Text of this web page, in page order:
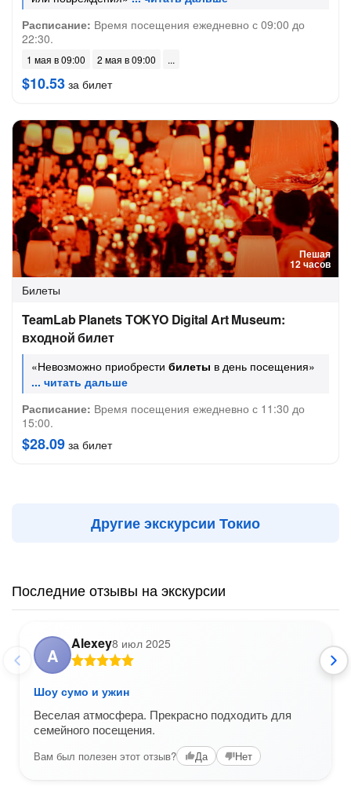
Расписание: Время посещения ежедневно с 09:00 до
22:30.
1 мая в 09:00 2 мая в 09:00
$10.53 за билет
Пешая
12 часов
Билеты
TeamLab Planets TOKYO Digital Art Museum:
входной билет
«Невозможно приобрести билеты в день посещения»
Расписание: Время посещения ежедневно с 11:30 до
15:00.
$28.09 за билет
Другие экскурсии Токио
Последние отзывы на экскурсии
A
Alexey8 июл 2025
Шоу сумо и ужин
Веселая атмосфера. Прекрасно подходить для
семейного посещения.
Вам был полезен этот отзыв? Да Нет